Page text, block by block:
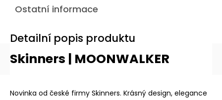
Ostatní informace
Detailní popis produktu
Skinners | MOONWALKER
Novinka od české firmy Skinners. Krásný design, elegance